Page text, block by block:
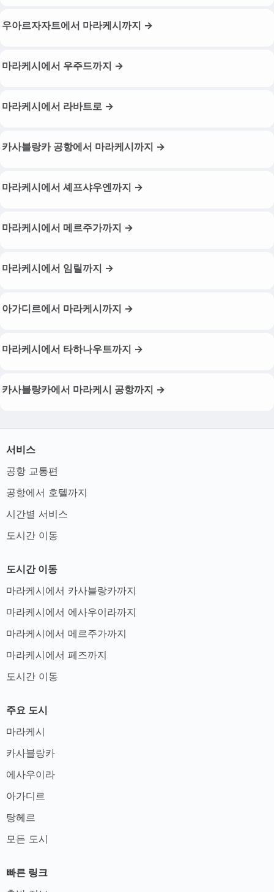
우아르자자트에서 마라케시까지 →
마라케시에서 우주드까지 →
마라케시에서 라바트로 →
카사블랑카 공항에서 마라케시까지 →
마라케시에서 셰프샤우엔까지 →
마라케시에서 메르주가까지 →
마라케시에서 임릴까지 →
아가디르에서 마라케시까지 →
마라케시에서 타하나우트까지 →
카사블랑카에서 마라케시 공항까지 →
서비스
공항 교통편
공항에서 호텔까지
시간별 서비스
도시간 이동
도시간 이동
마라케시에서 카사블랑카까지
마라케시에서 에사우이라까지
마라케시에서 메르주가까지
마라케시에서 페즈까지
도시간 이동
주요 도시
마라케시
카사블랑카
에사우이라
아가디르
탕헤르
모든 도시
빠른 링크